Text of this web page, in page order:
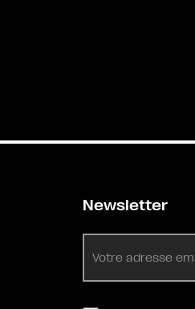
Newsletter
mail